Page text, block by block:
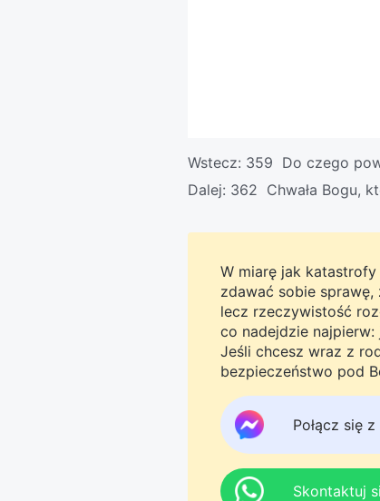
Wstecz: 359 Do czego
Dalej: 362 Chwała Bogu,
W miarę jak
zdawać sobie
lecz rzeczywistość
co nadejdzie
Jeśli chcesz wraz z
bezpieczeństwo pod
Messengera, aby
tego do jutra.
Połącz się
Skontaktuj